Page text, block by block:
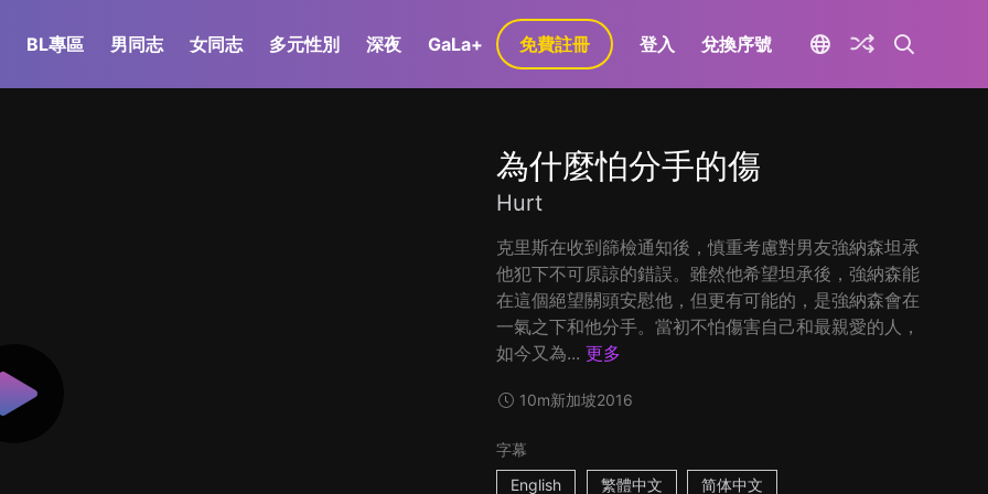
BL專區 男同志 女同志 多元性別 深夜 GaLa+ 免費註冊 登入 兌換序號
為什麼怕分手的傷
Hurt
克里斯在收到篩檢通知後，慎重考慮對男友強納森坦承
他犯下不可原諒的錯誤。雖然他希望坦承後，強納森能
在這個絕望關頭安慰他，但更有可能的，是強納森會在
一氣之下和他分手。當初不怕傷害自己和最親愛的人，
如今又為... 更多
10m新加坡2016
字幕
English
繁體中文 简体中文